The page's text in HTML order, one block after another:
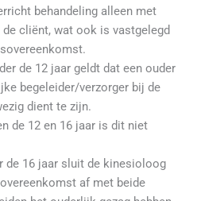
behandeling alleen met
cliënt, wat ook is vastgelegd
de 12 jaar geldt dat een ouder
begeleider/verzorger bij de
dient te zijn.
de 12 en 16 jaar is dit niet
de 16 jaar sluit de kinesioloog
af met beide